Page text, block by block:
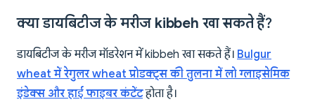
क्या डायबिटीज के मरीज kibbeh खा सकते हैं?
डायबिटीज के मरीज मॉडरेशन में kibbeh खा सकते हैं। Bulgur
wheat में रेगुलर wheat प्रोडक्ट्स की तुलना में लो ग्लाइसेमिक
इंडेक्स और हाई फाइबर कंटेंटहोता है।